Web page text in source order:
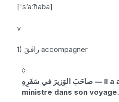
['sʼaːħaba]
v
1) رافَقَ accompagner
◊
صاحَبَ الوَزيرَ في سَفَرِهِ — Il a accompagné le
ministre dans son voyage.